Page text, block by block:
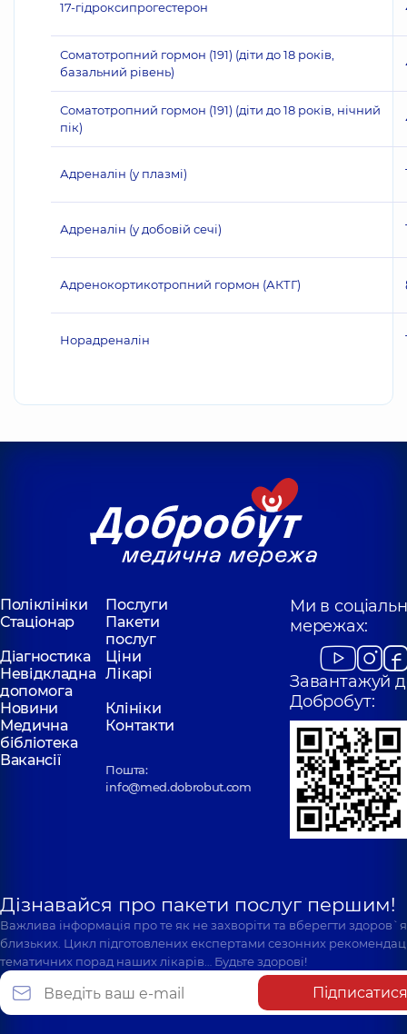
17-гідроксипрогестерон
Соматотропний гормон (191) (діти до 18 років,
базальний рівень)
Соматотропний гормон (191) (діти до 18 років, нічний
пік)
Адреналін (у плазмі)
Адреналін (у добовій сечі)
Адренокортикотропний гормон (АКТГ)
Норадреналін
Поліклініки
Послуги
Стаціонар
Пакети
послуг
Діагностика
Ціни
Невідкладна
допомога
Лікарі
Новини
Клініки
Медична
бібліотека
Контакти
Вакансії
Пошта:
info@med.dobrobut.com
Ми в
мережах:
Завантажуй
Добробут:
Дізнавайся про пакети послуг першим!
Важлива інформація про те як не захворіти та вберегти
близьких. Цикл підготовлених експертами сезонних
тематичних порад наших лікарів… Будьте здорові!
Підписатися